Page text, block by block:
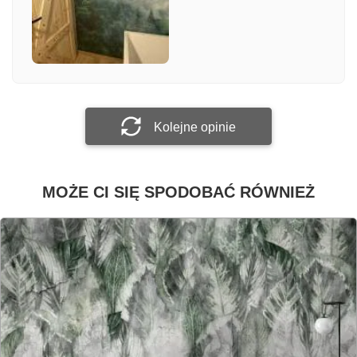
Załącz zdjęcie
Kolejne opinie
MOŻE CI SIĘ SPODOBAĆ RÓWNIEŻ